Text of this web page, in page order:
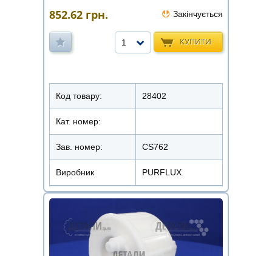
852.62 грн. Закінчується
КУПИТИ
1
Код товару: 28402
Кат. номер:
Зав. номер: CS762
Виробник PURFLUX